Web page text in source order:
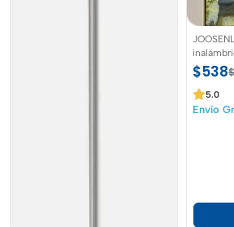
con luz
$538
5.0
Envío